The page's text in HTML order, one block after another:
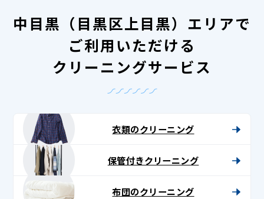
中目黒（目黒区上目黒）エリアで
ご利用いただける
クリーニングサービス
衣類のクリーニング
保管付きクリーニング
布団のクリーニング